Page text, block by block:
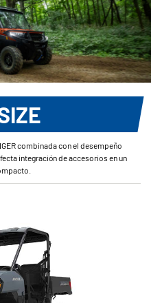
combinada con el desempeño
integración de accesorios en un